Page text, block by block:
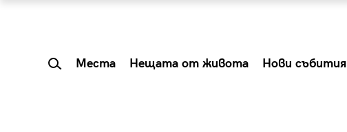
Места Нещата от живота Нови събития